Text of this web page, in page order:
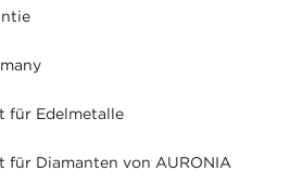
für Edelmetalle
für Diamanten von AURONIA